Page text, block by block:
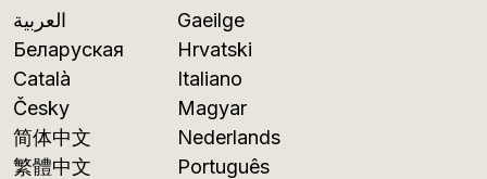
العربية
Беларуская
Català
Česky
简体中文
繁體中文
Gaeilge
Hrvatski
Italiano
Magyar
Nederlands
Português